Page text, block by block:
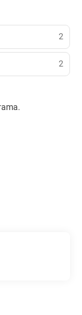
2
2